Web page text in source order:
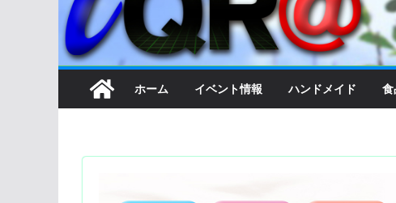
へ
ス
キ
ホーム イベント情報 ハンドメイド